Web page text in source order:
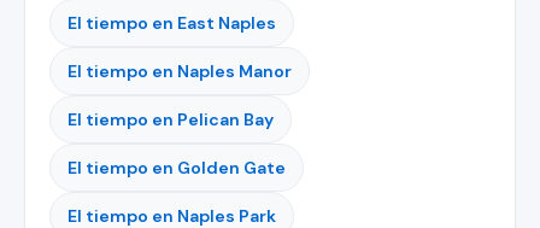
El tiempo en East Naples
El tiempo en Naples Manor
El tiempo en Pelican Bay
El tiempo en Golden Gate
El tiempo en Naples Park